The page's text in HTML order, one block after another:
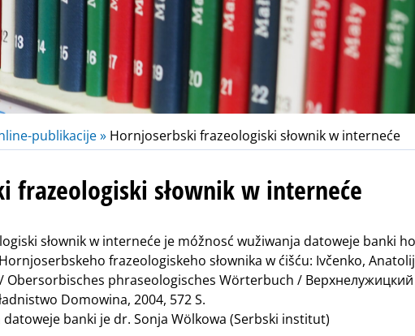
publikacije » Hornjoserbski frazeologiski słownik w interneće
frazeologiski słownik w interneće
słownik w interneće je móžnosć wužiwanja datoweje banki
frazeologiskeho słownika w ćišću: Ivčenko,
Obersorbisches phraseologisches Wörterbuch /
Domowina, 2004, 572 S.
banki je dr. Sonja Wölkowa (Serbski institut)